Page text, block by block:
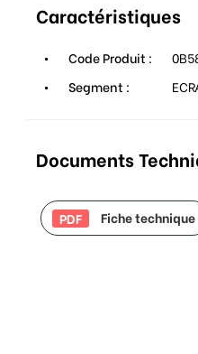
Caractéristiques
Code Produit :
Segment :
Documents
PDF Fiche technique